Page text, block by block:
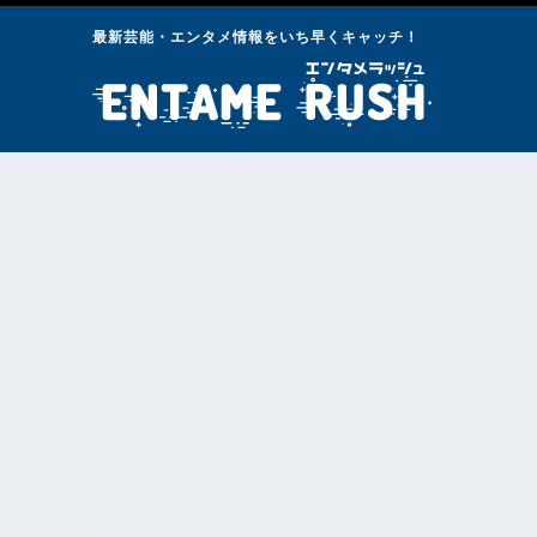
最新芸能・エンタメ情報をいち早くキャッチ！